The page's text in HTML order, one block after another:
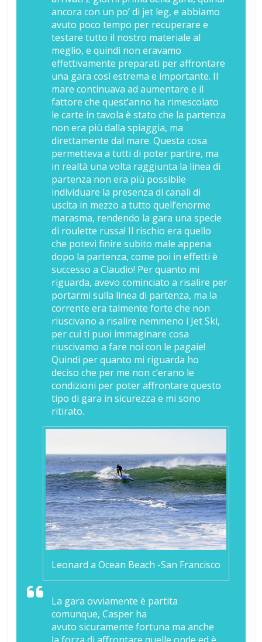
ancora con un po’ di jet leg, e abbiamo
avuto poco tempo per recuperare e
testare tutto il nostro materiale al
meglio, e quindi non eravamo
effettivamente preparati per affrontare
una gara così estrema e importante. Il
mare continuava ad aumentare e il
fattore che quest’anno ha rimescolato
le carte in tavola è stato che la partenza
non era più dalla spiaggia, ma
direttamente dal mare. Questa cosa
permetteva a tutti di poter partire, ma
in realtà una volta raggiunta la linea di
partenza non era più possibile
individuare la presenza di canali di
uscita in mezzo a tutto quell’enorme
marasma, rendendo la gara una specie
di roulette russa! Il rischio era quello
che potevi finire subito male appena
dopo la partenza, come poi in effetti è
successo a Claudio! Per quanto mi
riguarda, avevo cominciato a risalire per
portarmi sulla linea di partenza, ma la
corrente era talmente forte che non
riuscivano a risalire nemmeno i Jet Ski,
per cui ti puoi immaginare cosa
riuscivamo a fare noi con le pagaie!
Quindi per quanto mi riguarda ho
deciso che per me non c’erano le
condizioni per poter affrontare questo
tipo di gara in sicurezza e mi sono
ritirato.
Leonard a Ocean Beach -San Francisco
La gara ovviamente è partita
comunque, Casper ha
avuto sicuramente fortuna ma anche